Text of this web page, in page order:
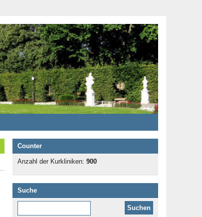
Counter
Anzahl der Kurkliniken: 900
Suche